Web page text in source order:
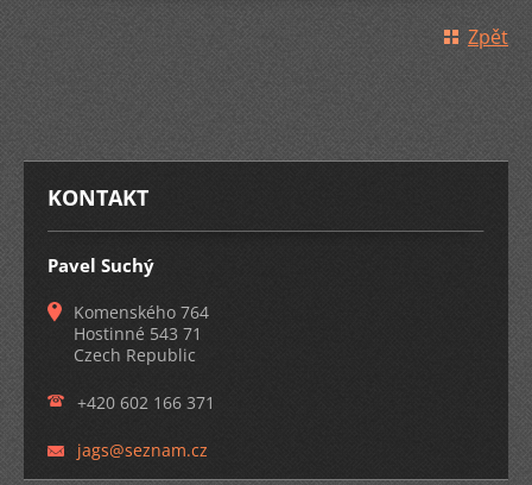
Zpět
KONTAKT
Pavel Suchý
Komenského 764
Hostinné 543 71
Czech Republic
+420 602 166 371
jags@seznam.cz